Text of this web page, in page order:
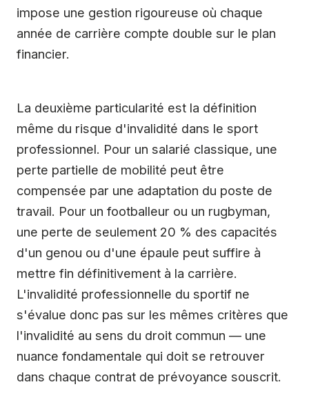
impose une gestion rigoureuse où chaque
année de carrière compte double sur le plan
financier.
La deuxième particularité est la définition
même du risque d'invalidité dans le sport
professionnel. Pour un salarié classique, une
perte partielle de mobilité peut être
compensée par une adaptation du poste de
travail. Pour un footballeur ou un rugbyman,
une perte de seulement 20 % des capacités
d'un genou ou d'une épaule peut suffire à
mettre fin définitivement à la carrière.
L'invalidité professionnelle du sportif ne
s'évalue donc pas sur les mêmes critères que
l'invalidité au sens du droit commun — une
nuance fondamentale qui doit se retrouver
dans chaque contrat de prévoyance souscrit.